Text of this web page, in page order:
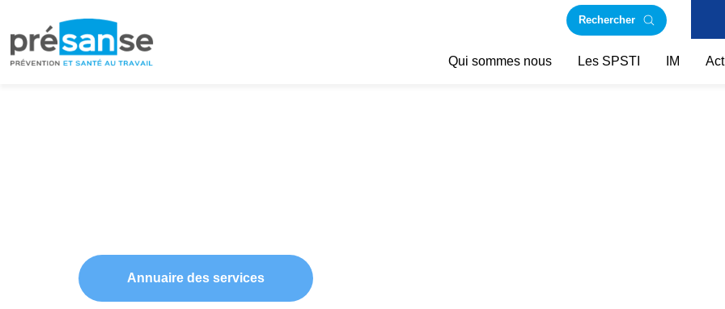
la
au
contenu
Rechercher
Qui sommes nous Les SPSTI IM
Annuaire des services